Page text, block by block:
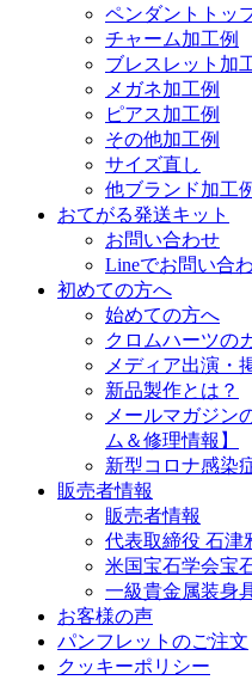
ペンダントトッ
チャーム加工例
ブレスレット加
メガネ加工例
ピアス加工例
その他加工例
サイズ直し
他ブランド加工
おてがる発送キット
お問い合わせ
Lineでお問い合
初めての方へ
始めての方へ
クロムハーツの
メディア出演・
新品製作とは？
メールマガジン
ム＆修理情報】
新型コロナ感染
販売者情報
販売者情報
代表取締役 石津
米国宝石学会宝
一級貴金属装身
お客様の声
パンフレットのご注文
クッキーポリシー